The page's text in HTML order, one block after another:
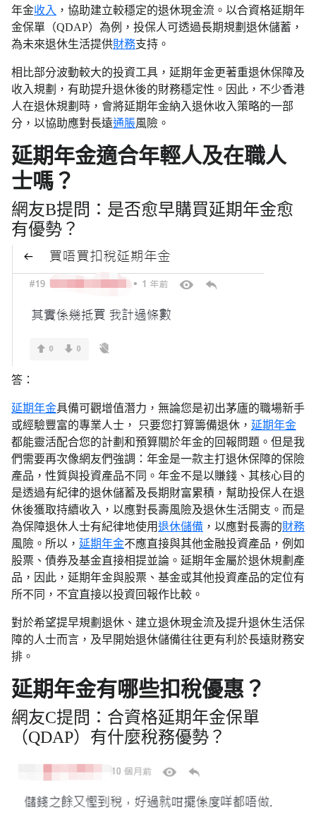
年金收入 ，協助建立較穩定的退休現金流。以合資格延期年
金保單（QDAP）為例，投保人可透過長期規劃退休儲蓄，
為未來退休生活提供財務支持。
相比部分波動較大的投資工具，延期年金更著重退休保障及
收入規劃，有助提升退休後的財務穩定性。因此，不少香港
人在退休規劃時，會將延期年金納入退休收入策略的一部
分，以協助應對長遠通脹風險。
延期年金適合年輕人及在職人
士嗎？
網友B提問：是否愈早購買延期年金愈
有優勢？
答：
延期年金具備可觀增值潛力，無論您是初出茅廬的職場新手
或經驗豐富的專業人士， 只要您打算籌備退休， 延期年金
都能靈活配合您的計劃和預算關於年金的回報問題。但是我
們需要再次像網友們強調：年金是一款主打退休保障的保險
產品，性質與投資產品不同。年金不是以賺錢、其核心目的
是透過有紀律的退休儲蓄及長期財富累積，幫助投保人在退
休後獲取持續收入，以應對長壽風險及退休生活開支。而是
為保障退休人士有紀律地使用退休儲備 ，以應對長壽的財務
風險。所以， 延期年金不應直接與其他金融投資產品，例如
股票、債券及基金直接相提並論。延期年金屬於退休規劃產
品，因此，延期年金與股票、基金或其他投資產品的定位有
所不同，不宜直接以投資回報作比較。
對於希望提早規劃退休、建立退休現金流及提升退休生活保
障的人士而言，及早開始退休儲備往往更有利於長遠財務安
排。
延期年金有哪些扣稅優惠？
網友C提問：合資格延期年金保單
（QDAP）有什麼稅務優勢？